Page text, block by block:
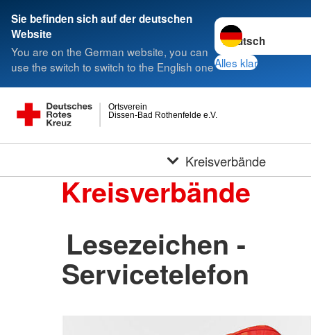
Sie befinden sich auf der deutschen
Website
You are on the German website, you can
use the switch to switch to the English one
Sprache wechseln
Alles klar
Dissen-Bad Rothenfelde e.V.
Ortsverein
Kreisverbände
Kreisverbände
Lesezeichen -
Servicetelefon